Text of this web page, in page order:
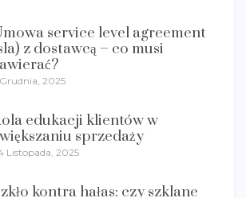
service level agreement
z dostawcą – co musi
2025
edukacji klientów w
sprzedaży
Listopada, 2025
kontra hałas: czy szklane